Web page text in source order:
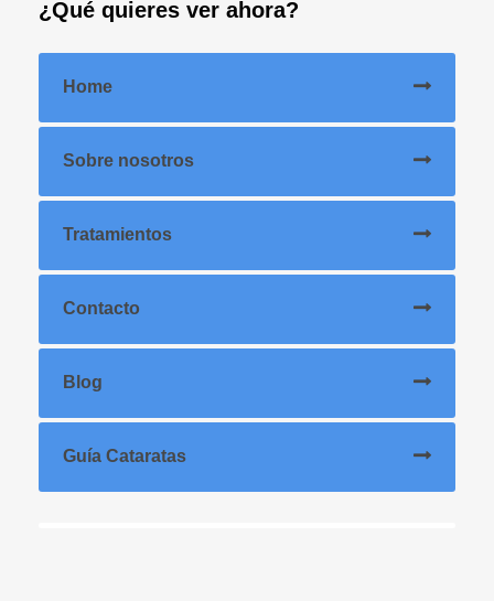
¿Qué quieres ver ahora?
Home
Sobre nosotros
Tratamientos
Contacto
Blog
Guía Cataratas